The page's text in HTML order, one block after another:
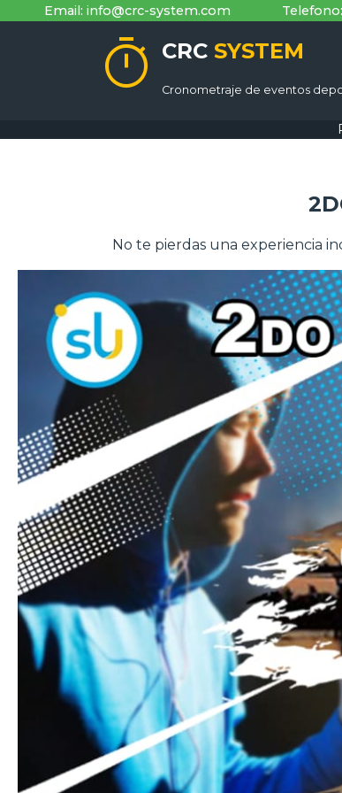
Email: info@crc-system.com
timer CRC SYSTEM
Cronometraje de eventos
No te pierdas una experiencia